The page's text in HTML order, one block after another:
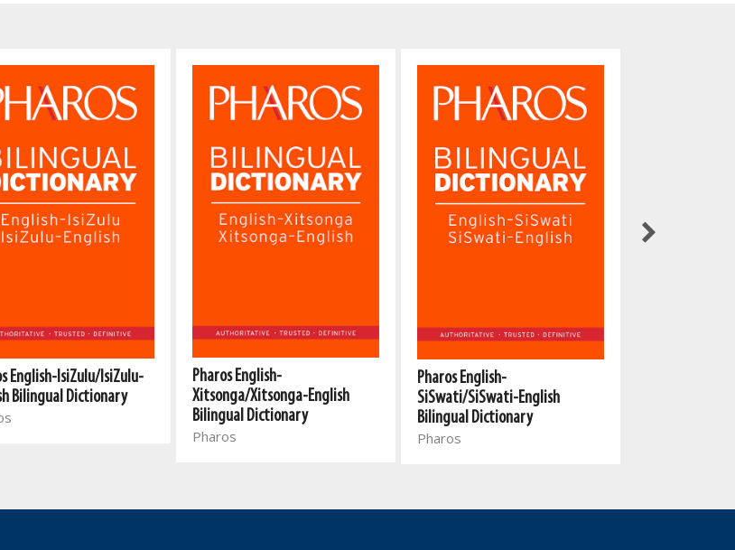
English-IsiZulu/IsiZulu-
Bilingual Dictionary
Pharos English-
Xitsonga/Xitsonga-English
Bilingual Dictionary
Pharos
Pharos English-
SiSwati/SiSwati-English
Bilingual Dictionary
Pharos